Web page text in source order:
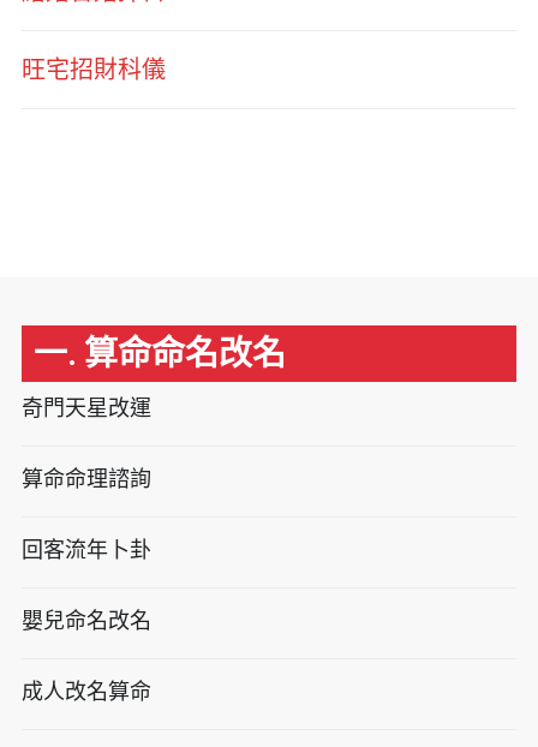
旺宅招財科儀
一. 算命命名改名
奇門天星改運
算命命理諮詢
回客流年卜卦
嬰兒命名改名
成人改名算命